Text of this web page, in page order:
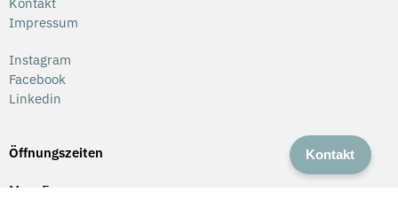
Impressum
Instagram
Facebook
Linkedin
Öffnungszeiten
Mo – Fr
Kontakt